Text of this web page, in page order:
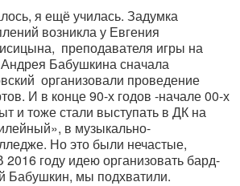
я ещё училась. Задумка
возникла у Евгения
преподавателя игры на
Бабушкина сначала
организовали проведение
И в конце 90-х годов -начале 00-х
и тоже стали выступать в ДК на
в музыкально-
Но это были нечастые,
2016 году идею организовать бард-
Бабушкин, мы подхватили.